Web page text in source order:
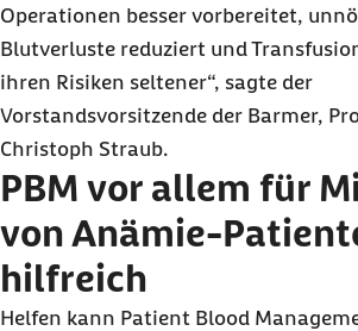
Operationen besser vorbereitet,
Blutverluste reduziert und
ihren Risiken seltener“, sagte der
Vorstandsvorsitzende der Barmer,
Christoph Straub.
PBM vor allem für
von Anämie-
hilfreich
Helfen kann Patient Blood